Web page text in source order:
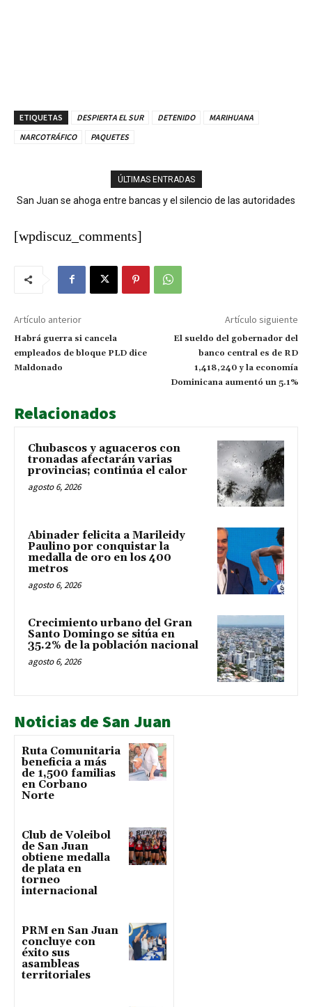
ETIQUETAS DESPIERTA EL SUR DETENIDO
MARIHUANA
NARCOTRÁFICO
PAQUETES
ÚLTIMAS ENTRADAS
San Juan se ahoga entre bancas y el silencio de las autoridades
[wpdiscuz_comments]
Artículo anterior
Habrá guerra si cancela
empleados de bloque PLD dice
Maldonado
Artículo siguiente
El sueldo del gobernador del
banco central es de RD
1,418,240 y la economía
Dominicana aumentó un 5.1%
Relacionados
Chubascos y aguaceros con
tronadas afectarán varias
provincias; continúa el calor
agosto 6, 2026
Abinader felicita a Marileidy
Paulino por conquistar la
medalla de oro en los 400
metros
agosto 6, 2026
Crecimiento urbano del Gran
Santo Domingo se sitúa en
35.2% de la población nacional
agosto 6, 2026
Noticias de San Juan
Ruta Comunitaria
beneficia a más
de 1,500 familias
en Corbano
Norte
Club de Voleibol
de San Juan
obtiene medalla
de plata en
torneo
internacional
PRM en San Juan
concluye con
éxito sus
asambleas
territoriales